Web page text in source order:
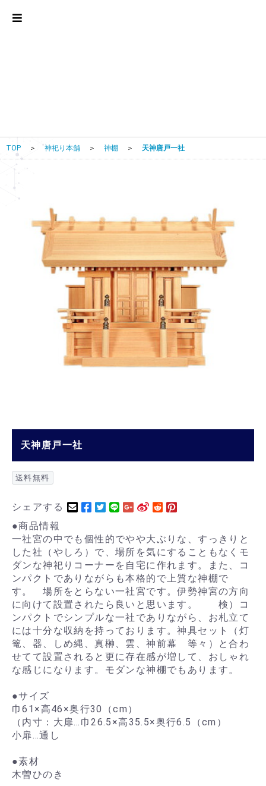
TOP ＞ 神祀り本舗 ＞ 神棚 ＞ 天神唐戸一社
天神唐戸一社
送料無料
シェアする
●商品情報
一社宮の中でも個性的でやや大ぶりな、すっきりと
した社（やしろ）で、場所を気にすることもなくモ
ダンな神祀りコーナーを自宅に作れます。また、コ
ンパクトでありながらも本格的で上質な神棚で
す。 場所をとらない一社宮です。伊勢神宮の方向
に向けて設置されたら良いと思います。 検）コ
ンパクトでシンプルな一社でありながら、お札立て
には十分な収納を持っております。神具セット（灯
篭、器、しめ縄、真榊、雲、神前幕 等々）と合わ
せてて設置されると更に存在感が増して、おしゃれ
な感じになります。モダンな神棚でもあります。
●サイズ
巾61×高46×奥行30（cm）
（内寸：大扉…巾26.5×高35.5×奥行6.5（cm）
小扉…通し
●素材
木曽ひのき